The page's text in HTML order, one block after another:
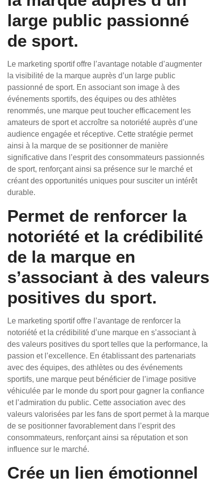
large public passionné
de sport.
Le marketing sportif offre l’avantage notable d’augmenter
la visibilité de la marque auprès d’un large public
passionné de sport. En associant son image à des
événements sportifs, des équipes ou des athlètes
renommés, une marque peut toucher efficacement les
amateurs de sport et accroître sa notoriété auprès d’une
audience engagée et réceptive. Cette stratégie permet
ainsi à la marque de se positionner de manière
significative dans l’esprit des consommateurs passionnés
de sport, renforçant ainsi sa présence sur le marché et
créant des opportunités uniques pour susciter un intérêt
durable.
Permet de renforcer la
notoriété et la crédibilité
de la marque en
s’associant à des valeurs
positives du sport.
Le marketing sportif offre l’avantage de renforcer la
notoriété et la crédibilité d’une marque en s’associant à
des valeurs positives du sport telles que la performance, la
passion et l’excellence. En établissant des partenariats
avec des équipes, des athlètes ou des événements
sportifs, une marque peut bénéficier de l’image positive
véhiculée par le monde du sport pour gagner la confiance
et l’admiration du public. Cette association avec des
valeurs valorisées par les fans de sport permet à la marque
de se positionner favorablement dans l’esprit des
consommateurs, renforçant ainsi sa réputation et son
influence sur le marché.
Crée un lien émotionnel